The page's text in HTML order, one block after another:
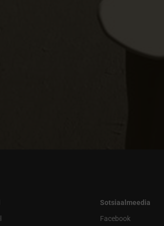
Sotsiaalmeedia
Facebook